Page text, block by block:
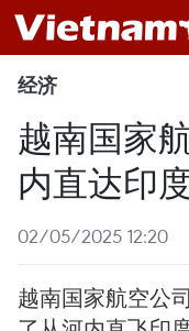
经济
越南国家
内直达印
02/05/2025 12:20
越南国家航空公